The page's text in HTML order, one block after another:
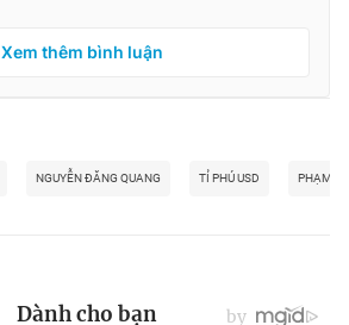
Xem thêm bình luận
NGUYỄN ĐĂNG QUANG TỈ PHÚ USD PHẠM